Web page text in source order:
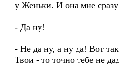
у Женьки. И она мне сразу
- Да ну!
- Не да ну, а ну да! Вот
Твои - то точно тебе не